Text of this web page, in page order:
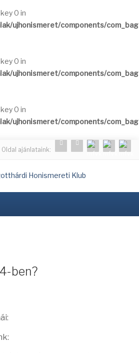
0 in
ujhonismeret/components/
0 in
ujhonismeret/components/
0 in
ujhonismeret/components/
Oldal ajánlataink:
ben?